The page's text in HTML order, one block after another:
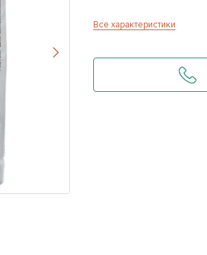
Вперед
Все характеристики